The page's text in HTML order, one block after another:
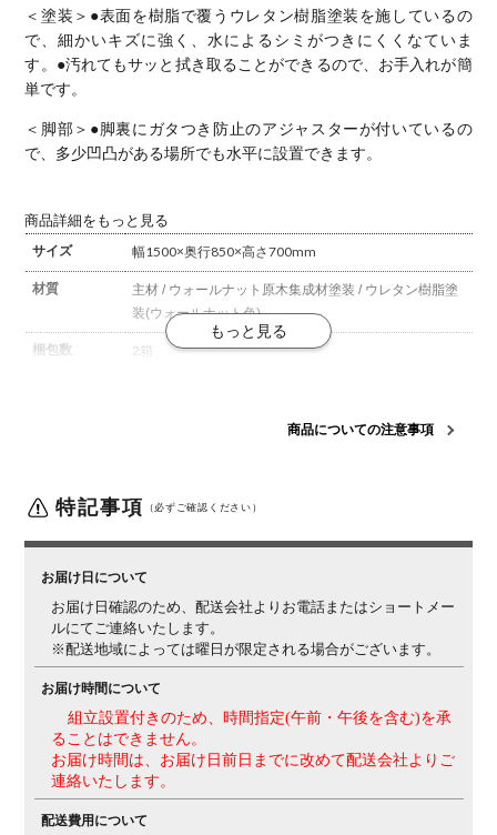
＜塗装＞ ●表面を樹脂で覆うウレタン樹脂塗装を施しているの
で、細かいキズに強く、水によるシミがつきにくくなていま
す。 ●汚れてもサッと拭き取ることができるので、お手入れが簡
単です。
＜脚部＞ ●脚裏にガタつき防止のアジャスターが付いているの
で、多少凹凸がある場所でも水平に設置できます。
商品詳細をもっと見る
サイズ
幅1500×奥行850×高さ700mm
材質 主材 / ウォールナット原木集成材塗装 / ウレタン樹脂塗
装(ウォールナット色)
梱包数 2箱
ー付き
ご注意
この商品は天然木を使用しているため、木目や節、色味
など1品ごとに個体差があります。
ご了承ください。
商品についての注意事項
特記事項 （必ずご確認ください）
お届け日について
お届け日確認のため、配送会社よりお電話またはショートメー
ルにてご連絡いたします。
※配送地域によっては曜日が限定される場合がございます。
お届け時間について
組立設置付きのため、時間指定(午前・午後を含む)を承
ることはできません。
お届け時間は、お届け日前日までに改めて配送会社よりご
連絡いたします。
配送費用について